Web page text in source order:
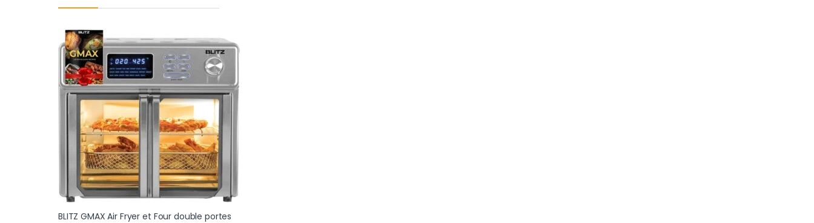
BLITZ GMAX Air Fryer et Four double portes